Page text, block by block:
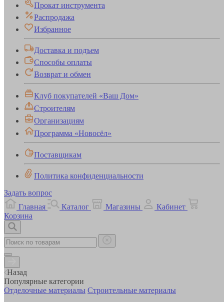
Прокат инструмента
Распродажа
Избранное
Доставка и подъем
Способы оплаты
Возврат и обмен
Клуб покупателей «Ваш Дом»
Строителям
Организациям
Программа «Новосёл»
Поставщикам
Политика конфиденциальности
Задать вопрос
Главная
Каталог Магазины
Кабинет
Корзина
Назад
Популярные категории
Отделочные материалы Строительные материалы